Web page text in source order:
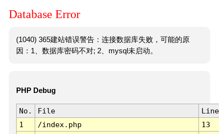
Database Error
(1040) 365建站错误警告：连接数据库失败，可能的原
因：1、数据库密码不对; 2、mysql未启动。
PHP Debug
No. File
Line
1
/index.php 13